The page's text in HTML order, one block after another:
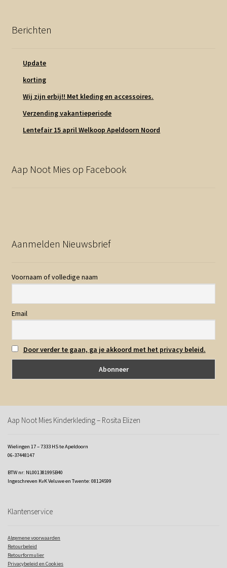
Berichten
Update
korting
Wij zijn erbij!! Met kleding en accessoires.
Verzending vakantieperiode
Lentefair 15 april Welkoop Apeldoorn Noord
Aap Noot Mies op Facebook
Aanmelden Nieuwsbrief
Voornaam of volledige naam
Email
Door verder te gaan, ga je akkoord met het privacy beleid.
Aap Noot Mies Kinderkleding – Rosita Elizen
Wielingen 17 – 7333 HS te Apeldoorn
06-37448147
BTW nr: NL001381995B40
Ingeschreven KvK Veluwe en Twente: 08124599
Klantenservice
Algemene voorwaarden
Retourbeleid
Retourformulier
Privacybeleid en Cookies